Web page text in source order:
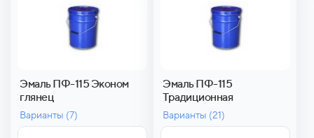
Эмаль ПФ-115 Эконом
глянец
Варианты (7)
Эмаль ПФ-115
Традиционная
Варианты (21)